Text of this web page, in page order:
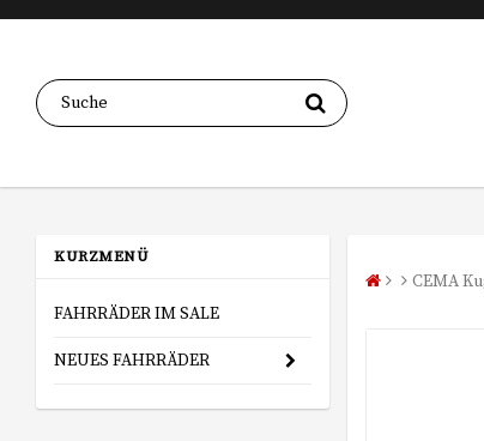
KURZMENÜ
FAHRRÄDER IM SALE
NEUES FAHRRÄDER
CEMA